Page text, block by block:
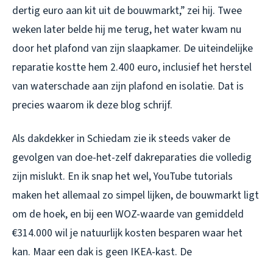
dertig euro aan kit uit de bouwmarkt,” zei hij. Twee
weken later belde hij me terug, het water kwam nu
door het plafond van zijn slaapkamer. De uiteindelijke
reparatie kostte hem 2.400 euro, inclusief het herstel
van waterschade aan zijn plafond en isolatie. Dat is
precies waarom ik deze blog schrijf.
Als dakdekker in Schiedam zie ik steeds vaker de
gevolgen van doe-het-zelf dakreparaties die volledig
zijn mislukt. En ik snap het wel, YouTube tutorials
maken het allemaal zo simpel lijken, de bouwmarkt ligt
om de hoek, en bij een WOZ-waarde van gemiddeld
€314.000 wil je natuurlijk kosten besparen waar het
kan. Maar een dak is geen IKEA-kast. De